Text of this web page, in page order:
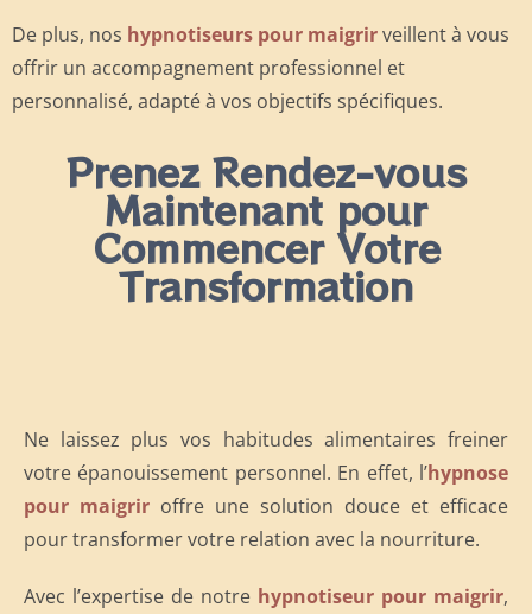
De plus, nos hypnotiseurs pour maigrirveillent à vous
offrir un accompagnement professionnel et
personnalisé, adapté à vos objectifs spécifiques.
Prenez Rendez-vous
Maintenant pour
Commencer Votre
Transformation
Ne laissez plus vos habitudes alimentaires freiner
votre épanouissement personnel. En effet, l’hypnose
pour maigrir offre une solution douce et efficace
pour transformer votre relation avec la nourriture.
Avec l’expertise de notre hypnotiseur pour maigrir,